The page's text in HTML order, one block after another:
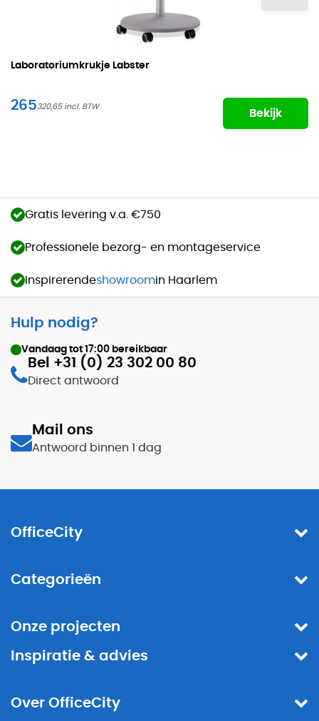
Laboratoriumkrukje Labster
265320,65
Bekijk
Gratis levering v.a. €750
Professionele bezorg- en montageservice
Inspirerendeshowroomin Haarlem
Hulp nodig?
Vandaag tot 17:00 bereikbaar
Bel +31 (0) 23 302 00 80
Direct antwoord
Mail ons
Antwoord binnen 1 dag
OfficeCity
Categorieën
Onze projecten
Inspiratie & advies
Over OfficeCity